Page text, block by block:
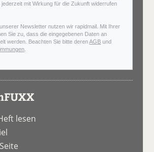
jederzeit mit Wirkung für die Zukunft widerrufen
Newsletter nutzen wir rapidmail. Mit Ihrer
Sie zu, dass die eingegebenen Daten an
werden. Beachten Sie bitte derenAGB und
lesen